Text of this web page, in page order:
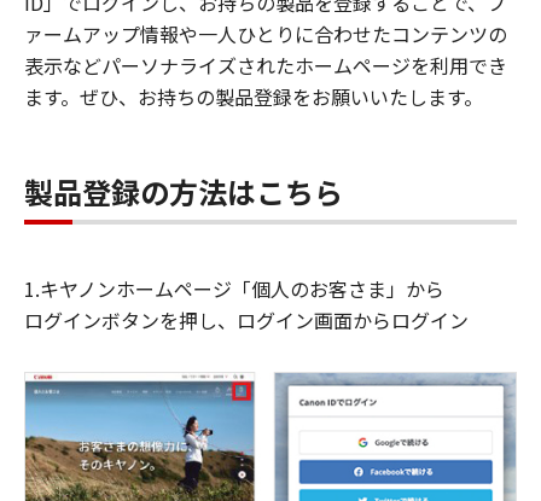
ァームアップ情報や一人ひとりに合わせたコンテンツの
表示などパーソナライズされたホームページを利用でき
ます。ぜひ、お持ちの製品登録をお願いいたします。
製品登録の方法はこちら
1.キヤノンホームページ「個人のお客さま」から
ログインボタンを押し、ログイン画面からログイン